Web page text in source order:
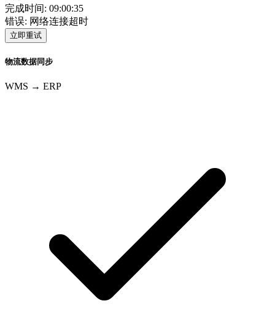
完成时间: 09:00:35
错误: 网络连接超时
立即重试
物流数据同步
WMS → ERP